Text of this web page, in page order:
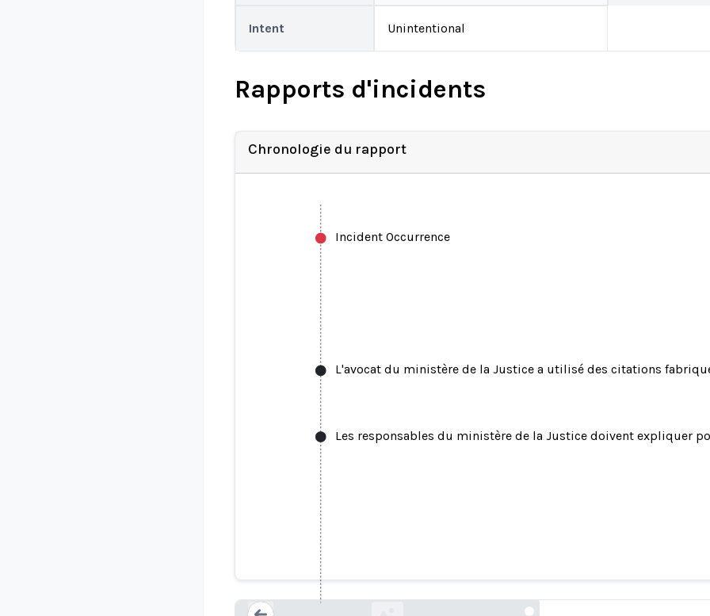
Intent Unintentional
Rapports d'incidents
Chronologie du rapport
Incident Occurrence
L'avocat du ministère de la Justice a utilisé des citations
Les responsables du ministère de la Justice doivent expliquer
L'avocat du ministère de la Justice a utilisé des citations